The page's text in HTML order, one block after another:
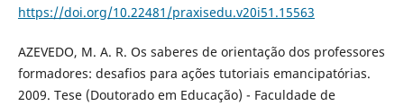
https://doi.org/10.22481/praxisedu.v20i51.15563
AZEVEDO, M. A. R. Os saberes de orientação dos professores
formadores: desafios para ações tutoriais emancipatórias.
2009. Tese (Doutorado em Educação) - Faculdade de